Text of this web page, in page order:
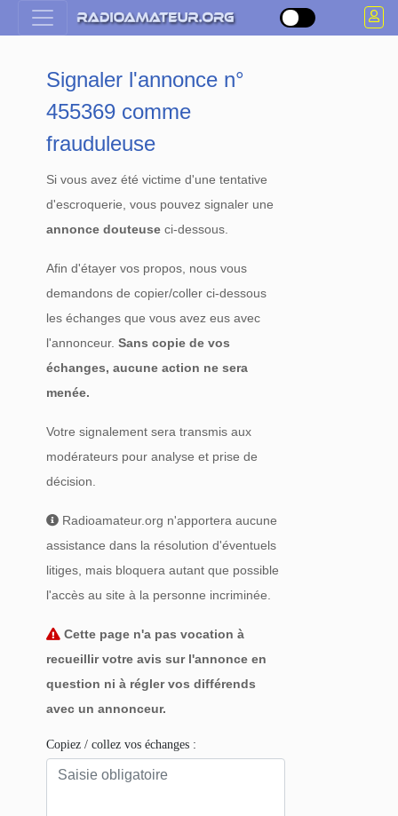
Signaler l'annonce n°
455369 comme
frauduleuse
Si vous avez été victime d'une tentative
d'escroquerie, vous pouvez signaler une
annonce douteuse ci-dessous.
Afin d'étayer vos propos, nous vous
demandons de copier/coller ci-dessous
les échanges que vous avez eus avec
l'annonceur.Sans copie de vos
échanges, aucune action ne sera
menée.
Votre signalement sera transmis aux
modérateurs pour analyse et prise de
décision.
Radioamateur.org n'apportera aucune
assistance dans la résolution d'éventuels
litiges, mais bloquera autant que possible
l'accès au site à la personne incriminée.
Cette page n'a pas vocation à
recueillir votre avis sur l'annonce en
question ni à régler vos différends
avec un annonceur.
Copiez / collez vos échanges :